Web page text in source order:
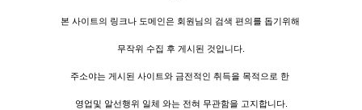
본 사이트의 링크나 도메인은 회원님의 검색 편의를 돕기위해
무작위 수집 후 게시된 것입니다.
주소야는 게시된 사이트와 금전적인 취득을 목적으로 한
영업및 알선행위 일체 와는 전혀 무관함을 고지합니다.